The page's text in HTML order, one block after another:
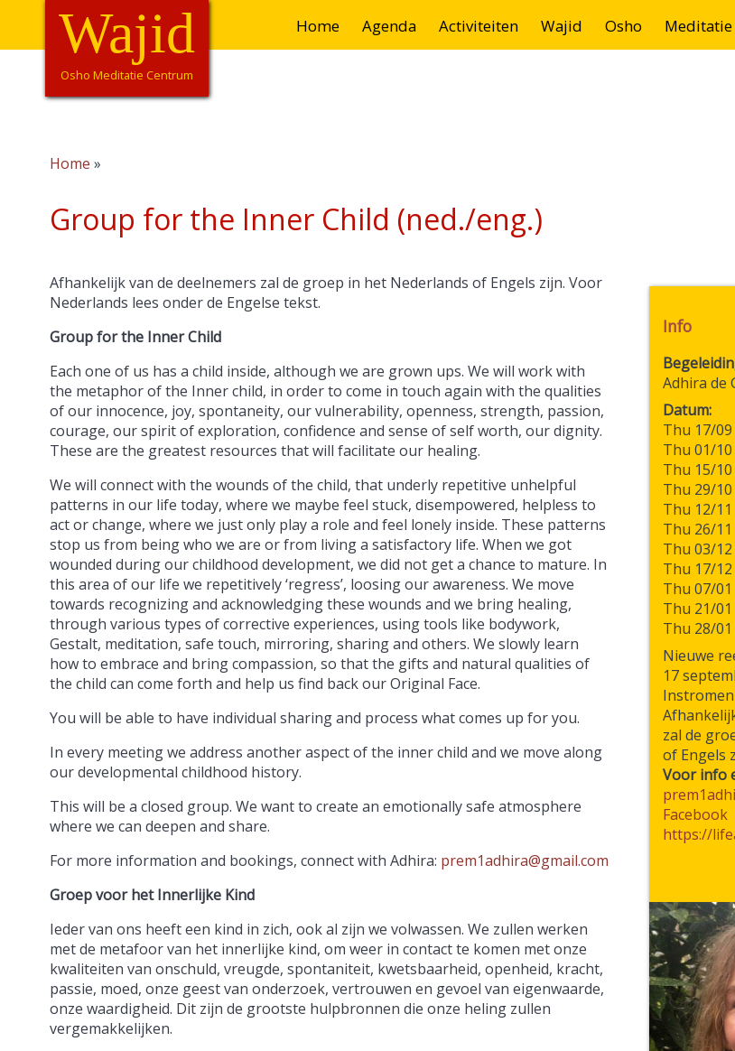
main
Hoofdnavigatie
Home Agenda Activiteiten Wajid Osho Meditatie
Wajid
Osho Meditatie Centrum
Home
Group for the Inner Child (ned./eng.)
Info
Adhira de
Datum
Thu 17/09
Thu 01/10
Thu 15/10
Thu 29/10
Thu 12/11
Thu 26/11
Thu 03/12
Thu 17/12
Thu 07/01
Thu 21/01
Thu 28/01
Nieuwe
17
zal de
of Engels
Voor info
Facebook
https://
Afhankelijk van de deelnemers zal de groep in het Nederlands of Engels zijn. Voor
Nederlands lees onder de Engelse tekst.
Group for the Inner Child
Each one of us has a child inside, although we are grown ups. We will work with
the metaphor of the Inner child, in order to come in touch again with the qualities
of our innocence, joy, spontaneity, our vulnerability, openness, strength, passion,
courage, our spirit of exploration, confidence and sense of self worth, our dignity.
These are the greatest resources that will facilitate our healing.
We will connect with the wounds of the child, that underly repetitive unhelpful
patterns in our life today, where we maybe feel stuck, disempowered, helpless to
act or change, where we just only play a role and feel lonely inside. These patterns
stop us from being who we are or from living a satisfactory life. When we got
wounded during our childhood development, we did not get a chance to mature. In
this area of our life we repetitively ‘regress’, loosing our awareness. We move
towards recognizing and acknowledging these wounds and we bring healing,
through various types of corrective experiences, using tools like bodywork,
Gestalt, meditation, safe touch, mirroring, sharing and others. We slowly learn
how to embrace and bring compassion, so that the gifts and natural qualities of
the child can come forth and help us find back our Original Face.
You will be able to have individual sharing and process what comes up for you.
In every meeting we address another aspect of the inner child and we move along
our developmental childhood history.
This will be a closed group. We want to create an emotionally safe atmosphere
where we can deepen and share.
For more information and bookings, connect with Adhira: prem1adhira@gmail.com
Groep voor het Innerlijke Kind
Ieder van ons heeft een kind in zich, ook al zijn we volwassen. We zullen werken
met de metafoor van het innerlijke kind, om weer in contact te komen met onze
kwaliteiten van onschuld, vreugde, spontaniteit, kwetsbaarheid, openheid, kracht,
passie, moed, onze geest van onderzoek, vertrouwen en gevoel van eigenwaarde,
onze waardigheid. Dit zijn de grootste hulpbronnen die onze heling zullen
vergemakkelijken.